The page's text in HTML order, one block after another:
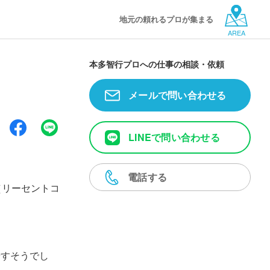
地元の頼れるプロが集まる
AREA
ーセントコ
そうでし
本多智行プロへの仕事の相談・依頼
メールで問い合わせる
LINEで問い合わせる
電話する